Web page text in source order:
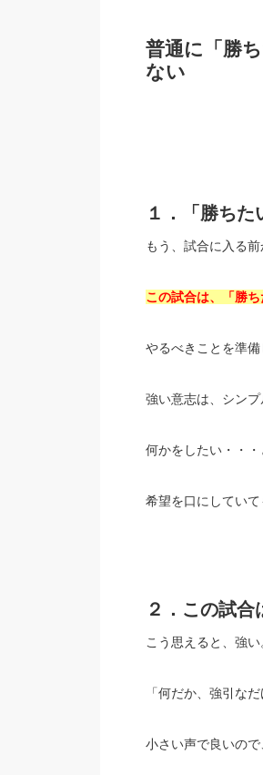
普通に「勝
ない
１．「勝ちた
もう、試合に入る前
この試合は、「勝ち
やるべきことを準備
強い意志は、シンプ
何かをしたい・・・
希望を口にしていて
２．この試
こう思えると、強い
「何だか、強引な
小さい声で良いので